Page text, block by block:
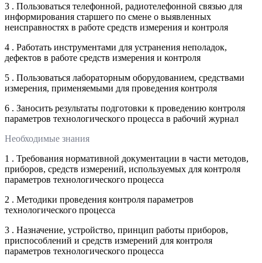
3 . Пользоваться телефонной, радиотелефонной связью для
информирования старшего по смене о выявленных
неисправностях в работе средств измерения и контроля
4 . Работать инструментами для устранения неполадок,
дефектов в работе средств измерения и контроля
5 . Пользоваться лабораторным оборудованием, средствами
измерения, применяемыми для проведения контроля
6 . Заносить результаты подготовки к проведению контроля
параметров технологического процесса в рабочий журнал
Необходимые знания
1 . Требования нормативной документации в части методов,
приборов, средств измерений, используемых для контроля
параметров технологического процесса
2 . Методики проведения контроля параметров
технологического процесса
3 . Назначение, устройство, принцип работы приборов,
приспособлений и средств измерений для контроля
параметров технологического процесса